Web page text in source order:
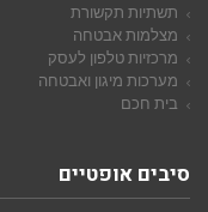
תשתיות תקשורת
מצלמות אבטחה
מרכזיות טלפון לעסק
מערכות מיגון ואבטחה
בית חכם
סיבים אופטיים